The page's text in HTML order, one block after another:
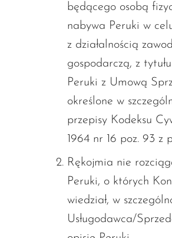
będącego osobą
nabywa Peruki w
z działalnością
gospodarczą, z
Peruki z Umową
określone w
przepisy Kodeksu
1964 nr 16 poz. 93 z
Rękojmia nie
Peruki, o których
wiedział, w
Usługodawca/